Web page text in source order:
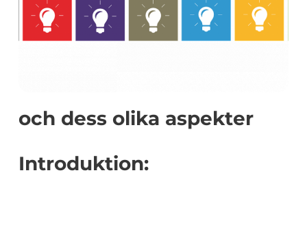
och dess olika aspekter
Introduktion: